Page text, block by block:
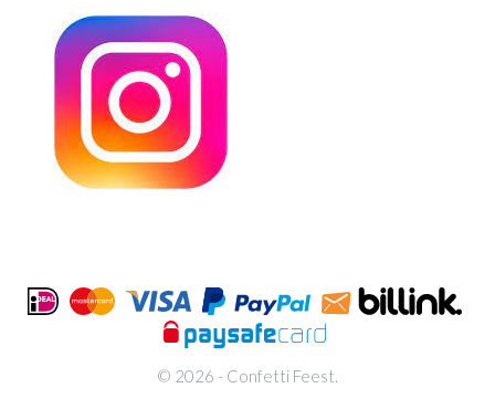
© 2026 - Confetti Feest.